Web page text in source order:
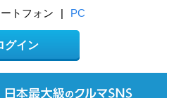
トフォン | PC
グイン